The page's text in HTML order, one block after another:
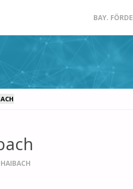
Zum
springen
BAY.
HAIBACH